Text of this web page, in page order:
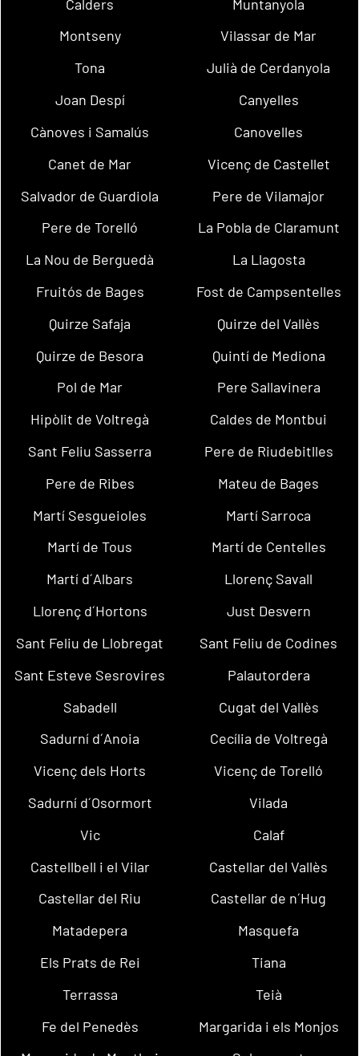
Calders
Muntanyola
Montseny
Vilassar de Mar
Tona
Julià de Cerdanyola
Joan Despí
Canyelles
Cànoves i Samalús
Canovelles
Canet de Mar
Vicenç de Castellet
Salvador de Guardiola
Pere de Vilamajor
Pere de Torelló
La Pobla de Claramunt
La Nou de Berguedà
La Llagosta
Fruitós de Bages
Fost de Campsentelles
Quirze Safaja
Quirze del Vallès
Quirze de Besora
Quintí de Mediona
Pol de Mar
Pere Sallavinera
Hipòlit de Voltregà
Caldes de Montbui
Sant Feliu Sasserra
Pere de Riudebitlles
Pere de Ribes
Mateu de Bages
Martí Sesgueioles
Martí Sarroca
Martí de Tous
Martí de Centelles
Martí d´Albars
Llorenç Savall
Llorenç d´Hortons
Just Desvern
Sant Feliu de Llobregat
Sant Feliu de Codines
Sant Esteve Sesrovires
Palautordera
Sabadell
Cugat del Vallès
Sadurní d´Anoia
Cecília de Voltregà
Vicenç dels Horts
Vicenç de Torelló
Sadurní d´Osormort
Vilada
Vic
Calaf
Castellbell i el Vilar
Castellar del Vallès
Castellar del Riu
Castellar de n´Hug
Matadepera
Masquefa
Els Prats de Rei
Tiana
Terrassa
Teià
Fe del Penedès
Margarida i els Monjos